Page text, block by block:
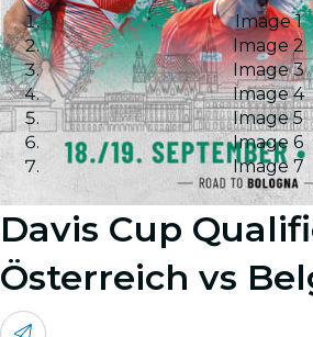
Image 1
Image 2
Image 3
Image 4
Image 5
Image 6
Image 7
Davis Cup
Österreich vs